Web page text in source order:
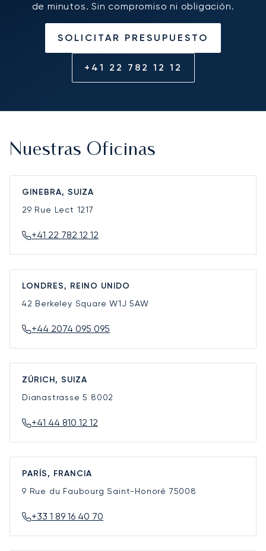
de minutos. Sin compromiso ni obligación.
SOLICITAR PRESUPUESTO
+41 22 782 12 12
Nuestras Oficinas
GINEBRA, SUIZA
29 Rue Lect 1217
+41 22 782 12 12
LONDRES, REINO UNIDO
42 Berkeley SquareW1J 5AW
+44 2074 095 095
ZÚRICH, SUIZA
Dianastrasse 5 8002
+41 44 810 12 12
PARÍS, FRANCIA
9 Rue du Faubourg Saint-Honoré 75008
+33 1 89 16 40 70